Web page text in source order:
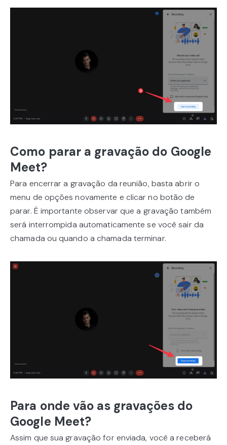
Como parar a gravação do Google
Meet?
Para encerrar a gravação da reunião, basta abrir o
menu de opções novamente e clicar no botão de
parar. É importante observar que a gravação também
será interrompida automaticamente se você sair da
chamada ou quando a chamada terminar.
Para onde vão as gravações do
Google Meet?
Assim que sua gravação for enviada, você a receberá